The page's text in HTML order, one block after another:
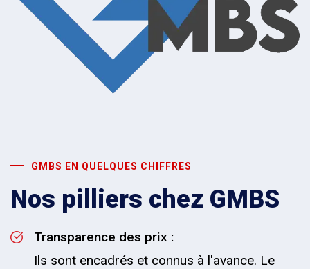
GMBS EN QUELQUES CHIFFRES
Nos pilliers chez GMBS
Transparence des prix :
Ils sont encadrés et connus à l'avance. Le